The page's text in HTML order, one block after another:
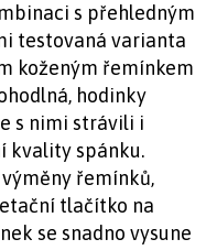
s přehledným
testovaná varianta
koženým řemínkem
hodinky
s nimi strávili i
kvality spánku.
řemínků,
tlačítko na
se snadno vysune